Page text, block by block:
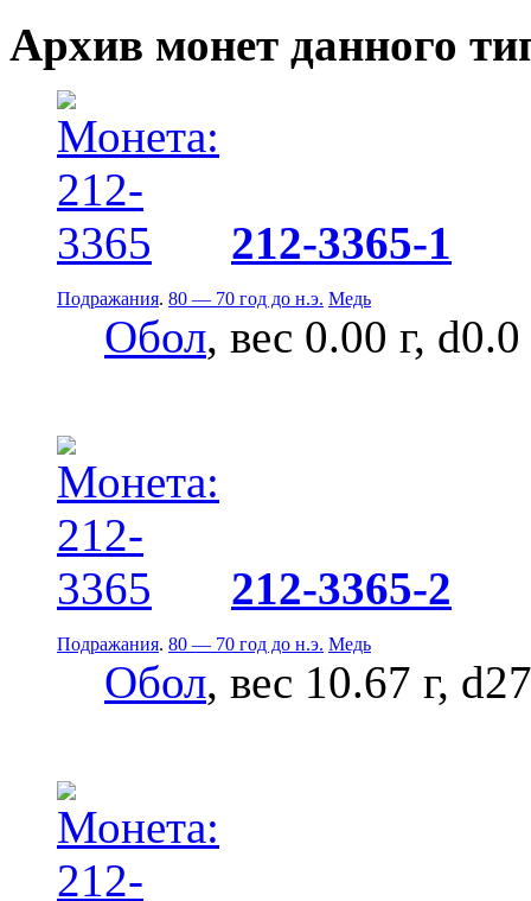
Архив монет данного
212-3365-1
Подражания. 80 — 70 год до н.э. Медь
Обол, вес 0.00 г,
212-3365-2
Подражания. 80 — 70 год до н.э. Медь
Обол, вес 10.67 г,